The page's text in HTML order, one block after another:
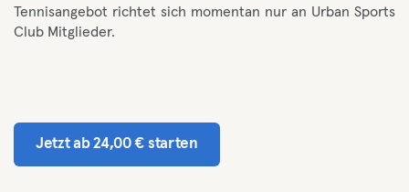
Tennisangebot richtet sich momentan nur an Urban Sports
Club Mitglieder.
Jetzt ab 24,00 € starten